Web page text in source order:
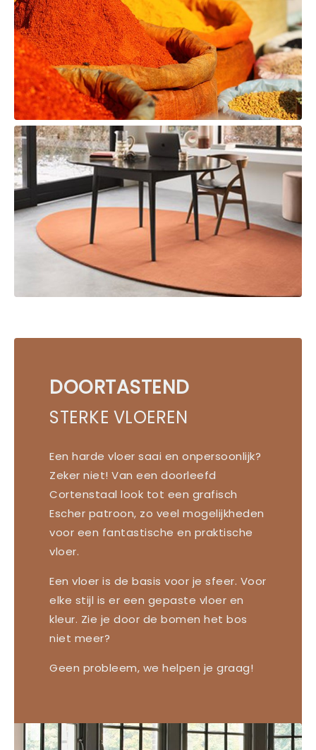
DOORTASTEND
STERKE VLOEREN
Een harde vloer saai en onpersoonlijk?
Zeker niet! Van een doorleefd
Cortenstaal look tot een grafisch
Escher patroon, zo veel mogelijkheden
voor een fantastische en praktische
vloer.
Een vloer is de basis voor je sfeer. Voor
elke stijl is er een gepaste vloer en
kleur. Zie je door de bomen het bos
niet meer?
Geen probleem, we helpen je graag!